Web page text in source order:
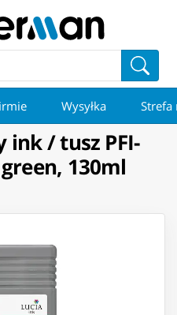
Wysyłka Strefa
ink / tusz PFI-
130ml